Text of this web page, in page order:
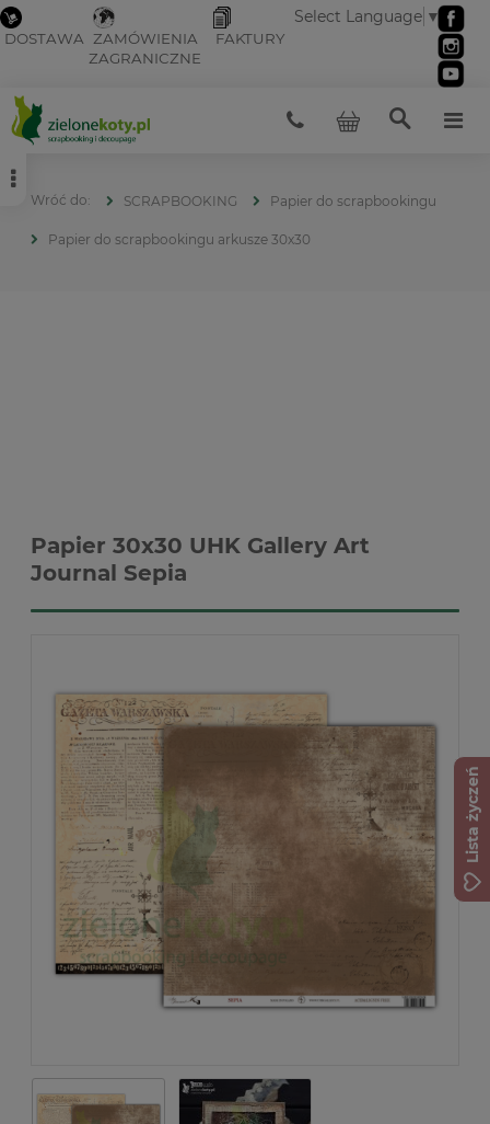
DOSTAWA ZAMÓWIENIA
ZAGRANICZNE
FAKTURY
Select Language ▼
SCRAPBOOKING Papier do scrapbookingu
Papier do scrapbookingu arkusze 30x30
Papier 30x30 UHK Gallery Art
Journal Sepia
Lista życzeń